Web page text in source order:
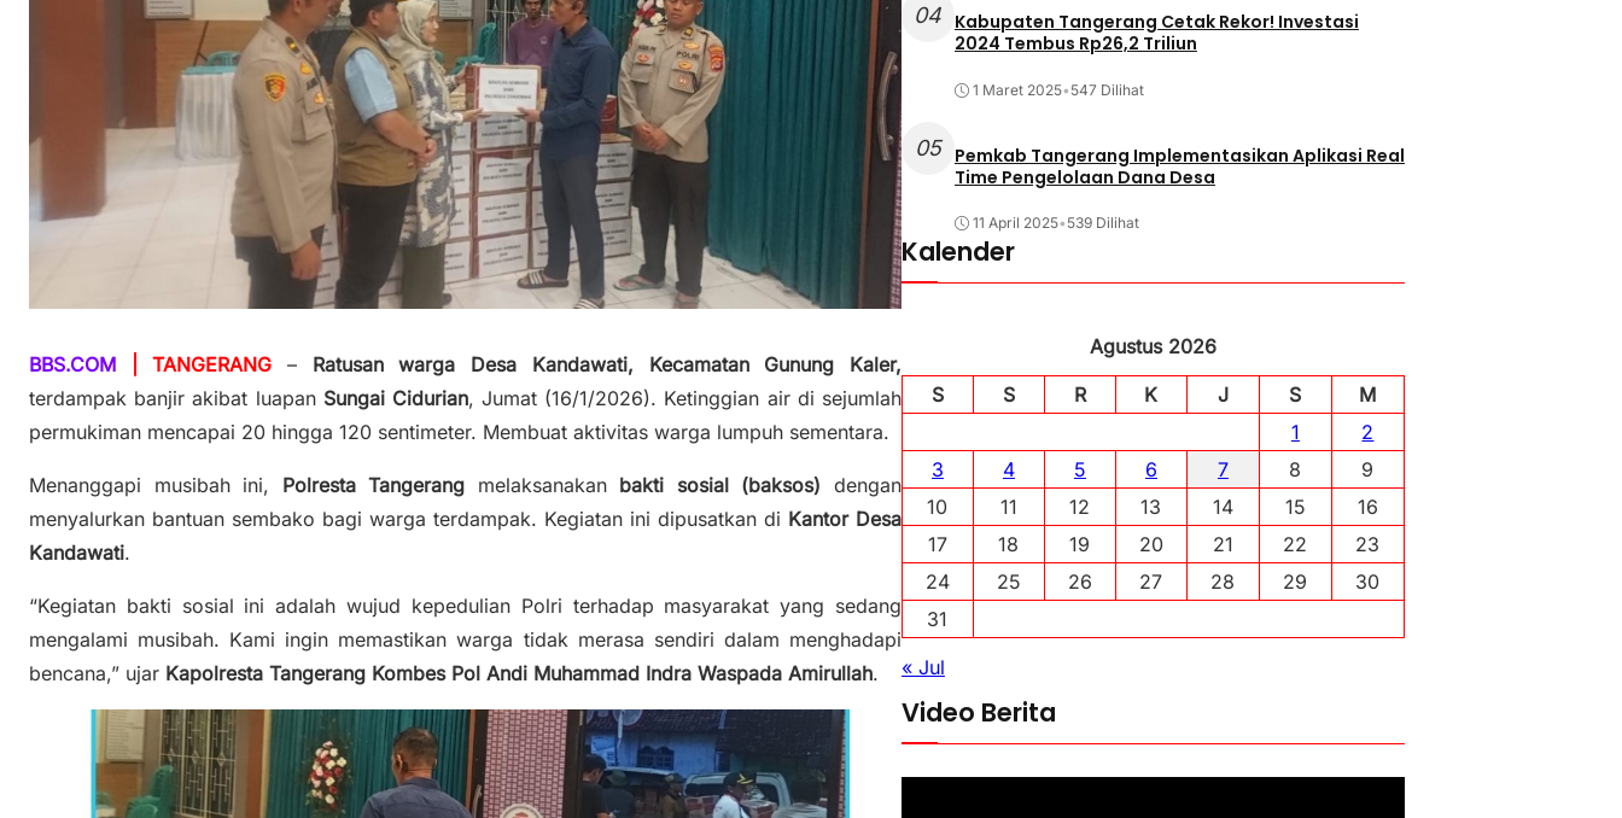
BBS.COM | TANGERANG – Ratusan warga Desa Kandawati, Kecamatan Gunung Kaler,
terdampak banjir akibat luapan Sungai Cidurian, Jumat (16/1/2026). Ketinggian air di sejumlah
permukiman mencapai 20 hingga 120 sentimeter. Membuat aktivitas warga lumpuh sementara.
Menanggapi musibah ini, Polresta Tangerang melaksanakan bakti sosial (baksos) dengan
menyalurkan bantuan sembako bagi warga terdampak. Kegiatan ini dipusatkan di Kantor Desa
Kandawati.
“Kegiatan bakti sosial ini adalah wujud kepedulian Polri terhadap masyarakat yang sedang
mengalami musibah. Kami ingin memastikan warga tidak merasa sendiri dalam menghadapi
bencana,” ujar Kapolresta Tangerang Kombes Pol Andi Muhammad Indra Waspada Amirullah.
04 Kabupaten Tangerang Cetak Rekor! Investasi
2024 Tembus Rp26,2 Triliun
1 Maret 2025• 547 Dilihat
05
Pemkab Tangerang Implementasikan Aplikasi Real
Time Pengelolaan Dana Desa
11 April 2025• 539 Dilihat
Kalender
Agustus 2026
S
S R K J S
M
1
2
3
4 5 6 7 8
9
10
11 12 13 14 15
16
17
18 19 20 21 22
23
24
25 26 27 28 29
30
31
« Jul
Video Berita